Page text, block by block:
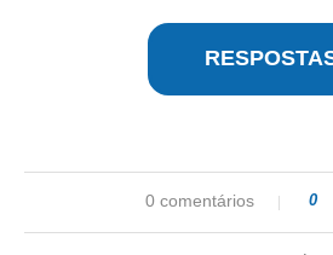
0 comentários 0